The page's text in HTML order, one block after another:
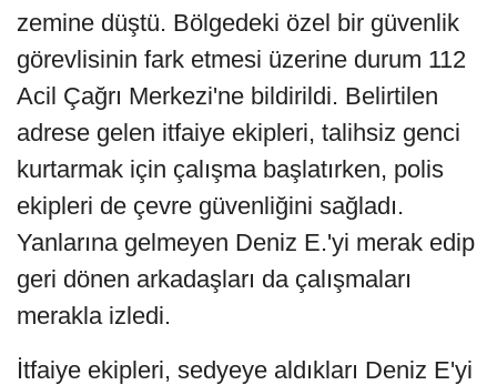
zemine düştü. Bölgedeki özel bir güvenlik
görevlisinin fark etmesi üzerine durum 112
Acil Çağrı Merkezi'ne bildirildi. Belirtilen
adrese gelen itfaiye ekipleri, talihsiz genci
kurtarmak için çalışma başlatırken, polis
ekipleri de çevre güvenliğini sağladı.
Yanlarına gelmeyen Deniz E.'yi merak edip
geri dönen arkadaşları da çalışmaları
merakla izledi.
İtfaiye ekipleri, sedyeye aldıkları Deniz E'yi